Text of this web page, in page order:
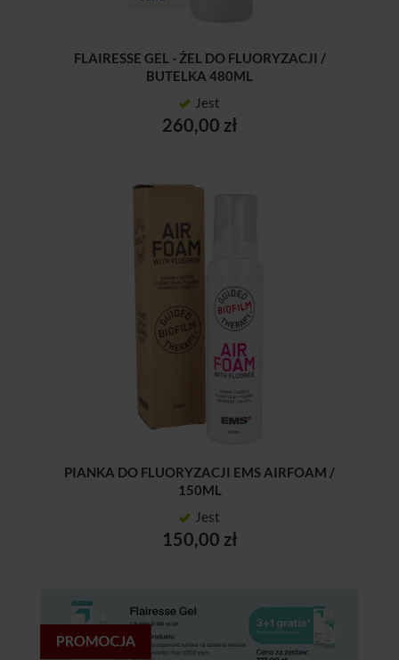
FLAIRESSE GEL - ŻEL DO FLUORYZACJI /
BUTELKA 480ML
Jest
260,00 zł
PIANKA DO FLUORYZACJI EMS AIRFOAM /
150ML
Jest
150,00 zł